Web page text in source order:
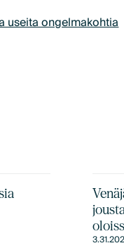
useita ongelmakohtia